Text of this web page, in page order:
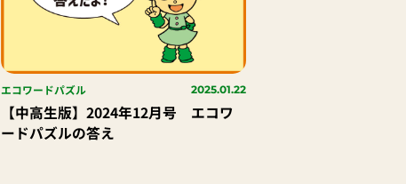
エコワードパズル 2025.01.22
【中高生版】2024年12月号 エコワ
ードパズルの答え